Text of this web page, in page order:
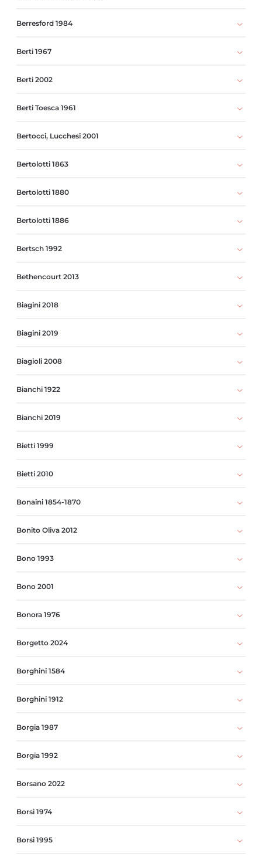
Berresford 1984
Berti 1967
Berti 2002
Berti Toesca 1961
Bertocci, Lucchesi 2001
Bertolotti 1863
Bertolotti 1880
Bertolotti 1886
Bertsch 1992
Bethencourt 2013
Biagini 2018
Biagini 2019
Biagioli 2008
Bianchi 1922
Bianchi 2019
Bietti 1999
Bietti 2010
Bonaini 1854-1870
Bonito Oliva 2012
Bono 1993
Bono 2001
Bonora 1976
Borgetto 2024
Borghini 1584
Borghini 1912
Borgia 1987
Borgia 1992
Borsano 2022
Borsi 1974
Borsi 1995